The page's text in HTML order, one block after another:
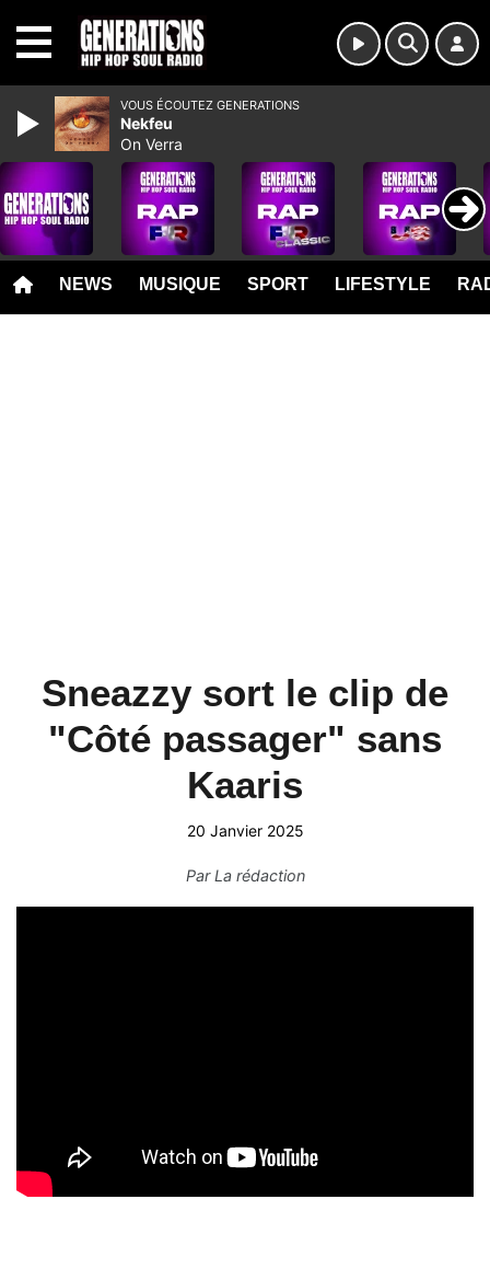
NEWS MUSIQUE SPORT LIFESTYLE
Sneazzy sort le clip de
"Côté passager" sans
Kaaris
20 Janvier 2025
ParLa rédaction
VOUS ÉCOUTEZ GENERATIONS
Nekfeu
On Verra